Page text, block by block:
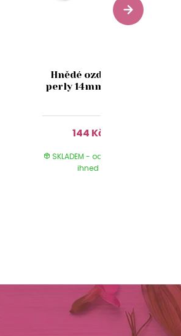
Hnědé ozdobné
perly 14mm 72ks
144 Kč
SKLADEM - odesílame
ihned